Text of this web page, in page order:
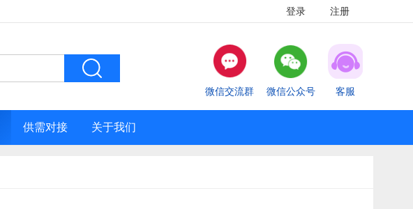
登录 注册
微信交流群 微信公众号 客服
供需对接 关于我们